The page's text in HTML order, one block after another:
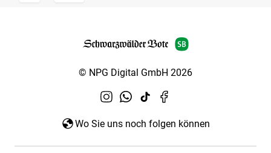
© NPG Digital GmbH 2026
Wo Sie uns noch folgen können